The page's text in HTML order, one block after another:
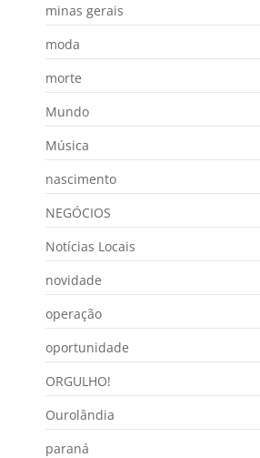
minas gerais
moda
morte
Mundo
Música
nascimento
NEGÓCIOS
Notícias Locais
novidade
operação
oportunidade
ORGULHO!
Ourolândia
paraná